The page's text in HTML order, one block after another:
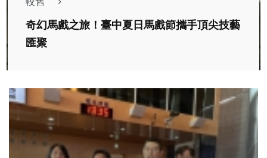
奇幻馬戲之旅！臺中夏日馬戲節攜手頂尖技藝
匯聚